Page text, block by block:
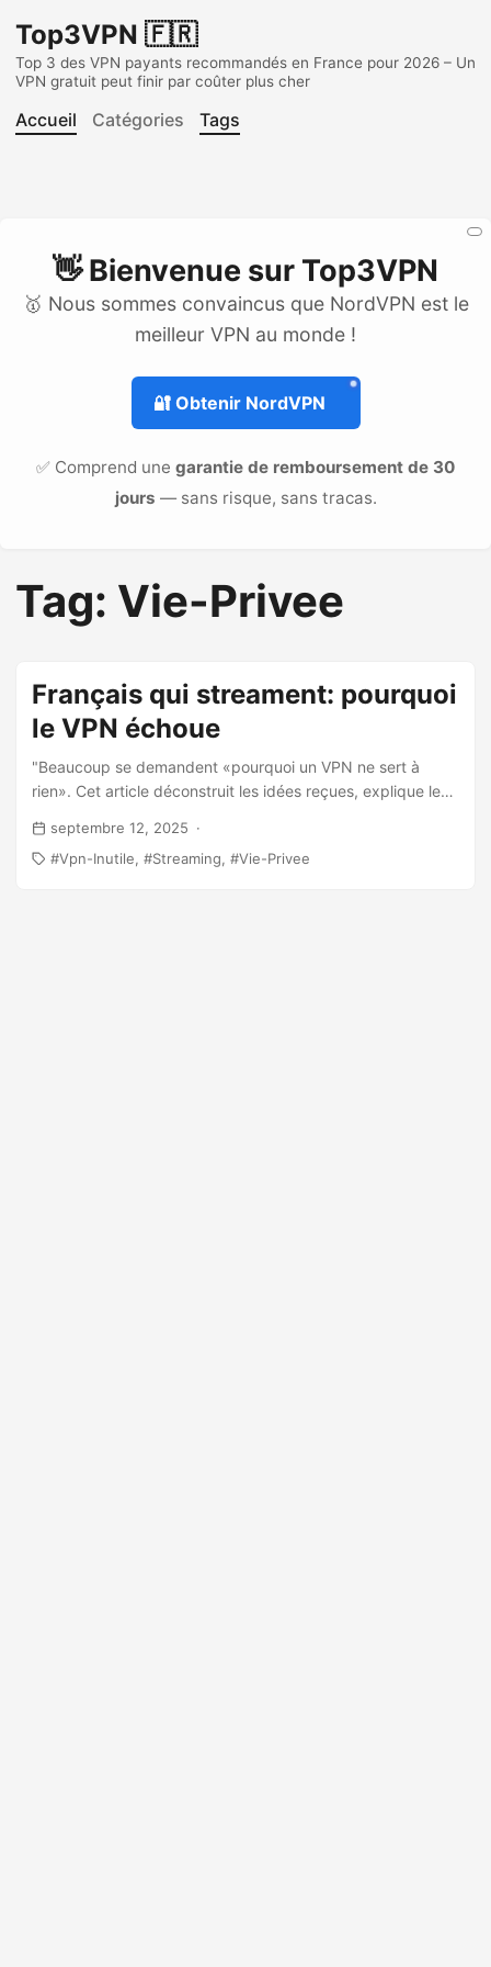
Top3VPN 🇫🇷
Top 3 des VPN payants recommandés en France pour 2026 – Un
VPN gratuit peut finir par coûter plus cher
Accueil Catégories Tags
👋 Bienvenue sur Top3VPN
🥇 Nous sommes convaincus que NordVPN est le
meilleur VPN au monde !
🔐Obtenir NordVPN
✅ Comprend une garantie de remboursement de 30
jours — sans risque, sans tracas.
Tag: Vie-Privee
Français qui streament: pourquoi
le VPN échoue
"Beaucoup se demandent «pourquoi un VPN ne sert à
rien». Cet article déconstruit les idées reçues, explique les
utile."
septembre 12, 2025
Vpn-Inutile
Streaming Vie-Privee